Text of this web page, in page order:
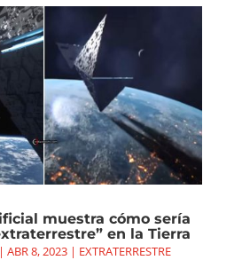
muestra cómo sería
en la Tierra
| ABR 8, 2023| EXTRATERRESTRE